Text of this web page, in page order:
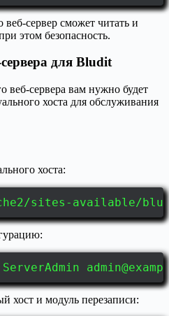
веб-сервер сможет читать и
этом безопасность.
для Bludit
веб-сервера вам нужно будет
хоста для обслуживания
хоста:
sites-available/
хост и модуль перезаписи: